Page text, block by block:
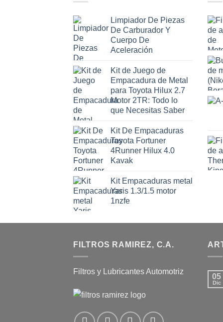
Limpiador De Piezas
De Carburador Y
Cuerpo De
Aceleración
Kit de Juego de
Empacadura de Metal
para Toyota Hilux 2.7
Motor 2TR: Todo lo
que Necesitas Saber
Kit De Empacaduras
Toyota Fortuner
4Runner Hilux 4.0
Kavak
Kit Empacaduras metal
Yaris 1.3/1.5 motor
1nzfe
FILTROS RAMIREZ, C.A.
Filtros y Lubricantes Automotriz
05
Dic